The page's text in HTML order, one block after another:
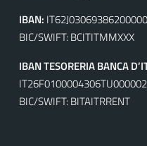
IBAN:
BIC/SWIFT: BCITITMMXXX
IBAN TESORERIA BANCA
BIC/SWIFT: BITAITRRENT